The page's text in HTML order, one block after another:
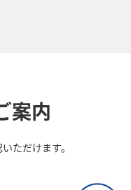
案内
ただけます。